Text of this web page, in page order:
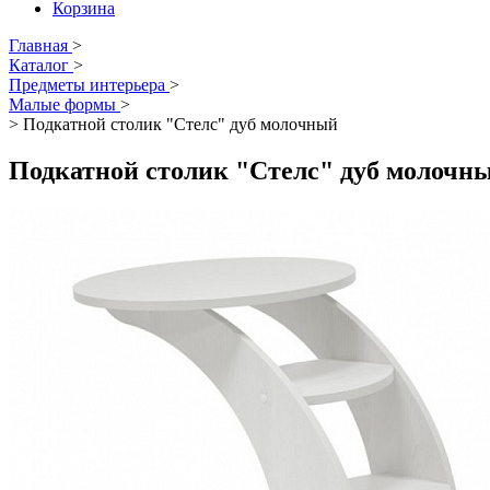
Корзина
Главная >
Каталог >
Предметы интерьера >
Малые формы >
> Подкатной столик "Стелс" дуб молочный
Подкатной столик "Стелс" дуб